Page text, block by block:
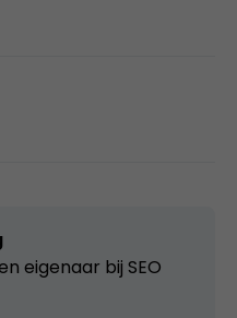
eigenaar bij SEO